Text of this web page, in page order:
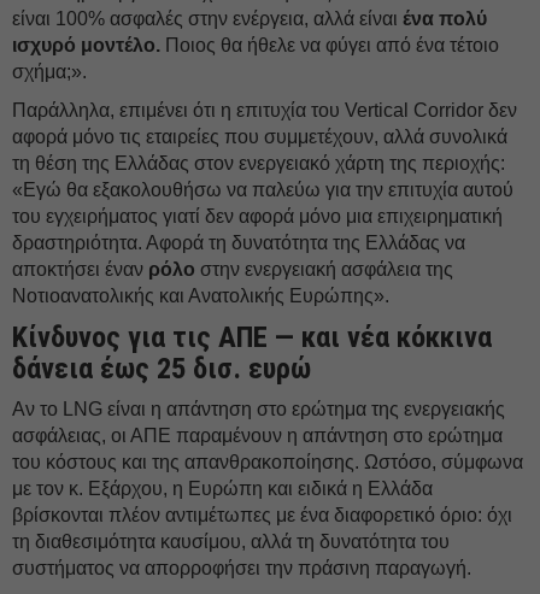
είναι 100% ασφαλές στην ενέργεια, αλλά είναι ένα πολύ
ισχυρό μοντέλο. Ποιος θα ήθελε να φύγει από ένα τέτοιο
σχήμα;».
Παράλληλα, επιμένει ότι η επιτυχία του Vertical Corridor δεν
αφορά μόνο τις εταιρείες που συμμετέχουν, αλλά συνολικά
τη θέση της Ελλάδας στον ενεργειακό χάρτη της περιοχής:
«Εγώ θα εξακολουθήσω να παλεύω για την επιτυχία αυτού
του εγχειρήματος γιατί δεν αφορά μόνο μια επιχειρηματική
δραστηριότητα. Αφορά τη δυνατότητα της Ελλάδας να
αποκτήσει έναν ρόλο στην ενεργειακή ασφάλεια της
Νοτιοανατολικής και Ανατολικής Ευρώπης».
Κίνδυνος για τις ΑΠΕ — και νέα κόκκινα
δάνεια έως 25 δισ. ευρώ
Αν το LNG είναι η απάντηση στο ερώτημα της ενεργειακής
ασφάλειας, οι ΑΠΕ παραμένουν η απάντηση στο ερώτημα
του κόστους και της απανθρακοποίησης. Ωστόσο, σύμφωνα
με τον κ. Εξάρχου, η Ευρώπη και ειδικά η Ελλάδα
βρίσκονται πλέον αντιμέτωπες με ένα διαφορετικό όριο: όχι
τη διαθεσιμότητα καυσίμου, αλλά τη δυνατότητα του
συστήματος να απορροφήσει την πράσινη παραγωγή.